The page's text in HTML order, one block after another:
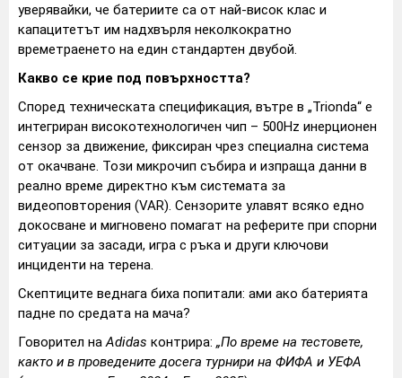
уверявайки, че батериите са от най-висок клас и
капацитетът им надхвърля неколкократно
времетраенето на един стандартен двубой.
Какво се крие под повърхността?
Според техническата спецификация, вътре в „Trionda“ е
интегриран високотехнологичен чип – 500Hz инерционен
сензор за движение, фиксиран чрез специална система
от окачване. Този микрочип събира и изпраща данни в
реално време директно към системата за
видеоповторения (VAR). Сензорите улавят всяко едно
докосване и мигновено помагат на реферите при спорни
ситуации за засади, игра с ръка и други ключови
инциденти на терена.
Скептиците веднага биха попитали: ами ако батерията
падне по средата на мача?
Говорител наAdidas контрира: „По време на тестовете,
както и в проведените досега турнири на ФИФА и УЕФА